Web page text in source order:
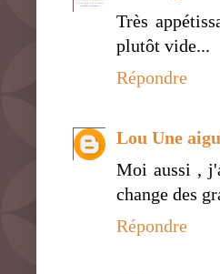
Très
plutôt vide...
Répondre
Lou Une
Moi aussi ,
change des
Répondre